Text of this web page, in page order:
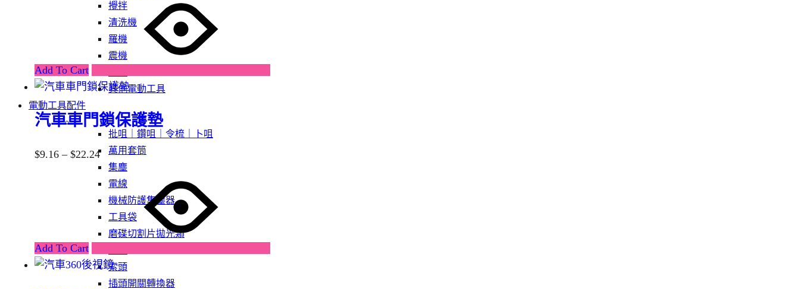
攪拌
清洗機
羅機
震機
其他電動工具
電動工具配件
批咀｜鑽咀｜令梳｜卜咀
萬用套筒
集塵
電線
機械防護集塵器
工具袋
磨碟切割片拋光類
索頭
插頭開關轉換器
Add To Cart
汽車車門鎖保護墊
$9.16 – $22.24
Add To Cart